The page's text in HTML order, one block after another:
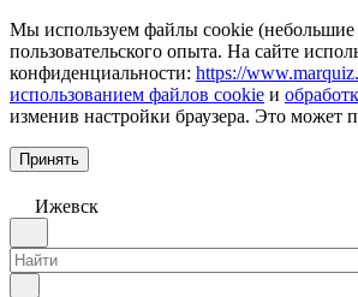
Мы используем файлы cookie (небольшие
пользовательского опыта. На сайте
конфиденциальности: https://
использованием файлов cookie и
изменив настройки браузера. Это может
Принять
Ижевск